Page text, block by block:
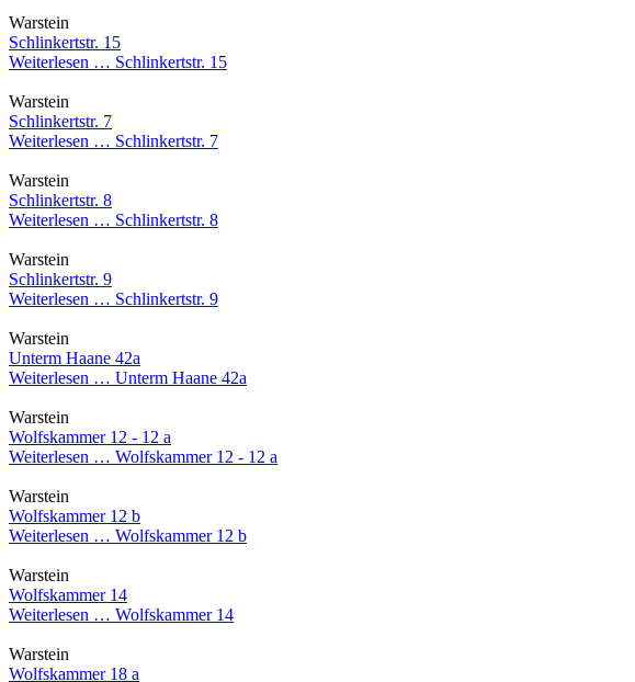
Warstein
Schlinkertstr. 15
Weiterlesen … Schlinkertstr. 15
Warstein
Schlinkertstr. 7
Weiterlesen … Schlinkertstr. 7
Warstein
Schlinkertstr. 8
Weiterlesen … Schlinkertstr. 8
Warstein
Schlinkertstr. 9
Weiterlesen … Schlinkertstr. 9
Warstein
Unterm Haane 42a
Weiterlesen … Unterm Haane 42a
Warstein
Wolfskammer 12 - 12 a
Weiterlesen … Wolfskammer 12 - 12 a
Warstein
Wolfskammer 12 b
Weiterlesen … Wolfskammer 12 b
Warstein
Wolfskammer 14
Weiterlesen … Wolfskammer 14
Warstein
Wolfskammer 18 a